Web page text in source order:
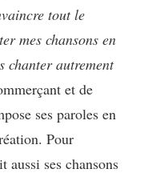
tout le
mes chansons en
chanter autrement
et de
ses paroles en
Pour
aussi ses chansons